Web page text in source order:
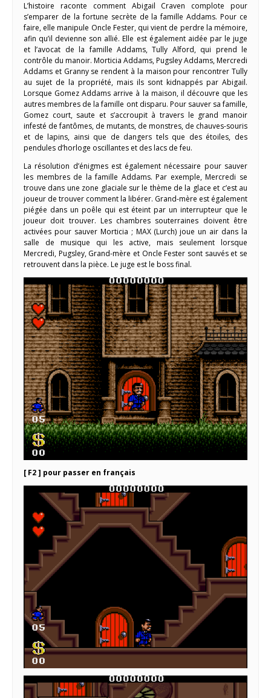
L’histoire raconte comment Abigail Craven complote pour
s’emparer de la fortune secrète de la famille Addams. Pour ce
faire, elle manipule Oncle Fester, qui vient de perdre la mémoire,
afin qu’il devienne son allié. Elle est également aidée par le juge
et l’avocat de la famille Addams, Tully Alford, qui prend le
contrôle du manoir. Morticia Addams, Pugsley Addams, Mercredi
Addams et Granny se rendent à la maison pour rencontrer Tully
au sujet de la propriété, mais ils sont kidnappés par Abigail.
Lorsque Gomez Addams arrive à la maison, il découvre que les
autres membres de la famille ont disparu. Pour sauver sa famille,
Gomez court, saute et s’accroupit à travers le grand manoir
infesté de fantômes, de mutants, de monstres, de chauves-souris
et de lapins, ainsi que de dangers tels que des étoiles, des
pendules d’horloge oscillantes et des lacs de feu.
La résolution d’énigmes est également nécessaire pour sauver
les membres de la famille Addams. Par exemple, Mercredi se
trouve dans une zone glaciale sur le thème de la glace et c’est au
joueur de trouver comment la libérer. Grand-mère est également
piégée dans un poêle qui est éteint par un interrupteur que le
joueur doit trouver. Les chambres souterraines doivent être
activées pour sauver Morticia ; MAX (Lurch) joue un air dans la
salle de musique qui les active, mais seulement lorsque
Mercredi, Pugsley, Grand-mère et Oncle Fester sont sauvés et se
retrouvent dans la pièce. Le juge est le boss final.
[ F2 ] pour passer en français